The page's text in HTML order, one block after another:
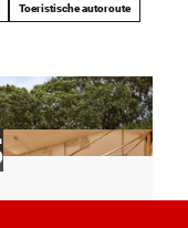
Toeristische autoroute